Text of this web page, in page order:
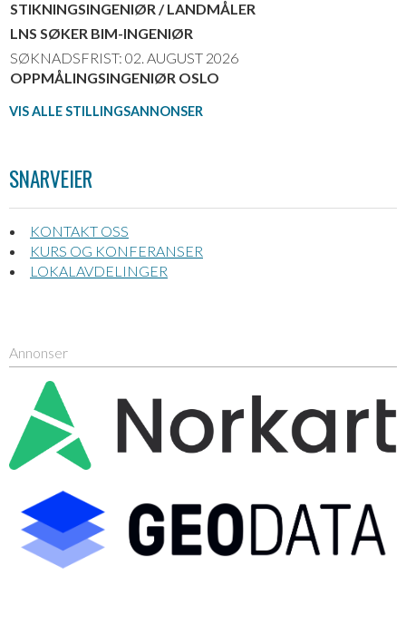
STIKNINGSINGENIØR / LANDMÅLER
LNS SØKER BIM-INGENIØR
SØKNADSFRIST: 02. AUGUST 2026
OPPMÅLINGSINGENIØR OSLO
VIS ALLE STILLINGSANNONSER
SNARVEIER
KONTAKT OSS
KURS OG KONFERANSER
LOKALAVDELINGER
Annonser